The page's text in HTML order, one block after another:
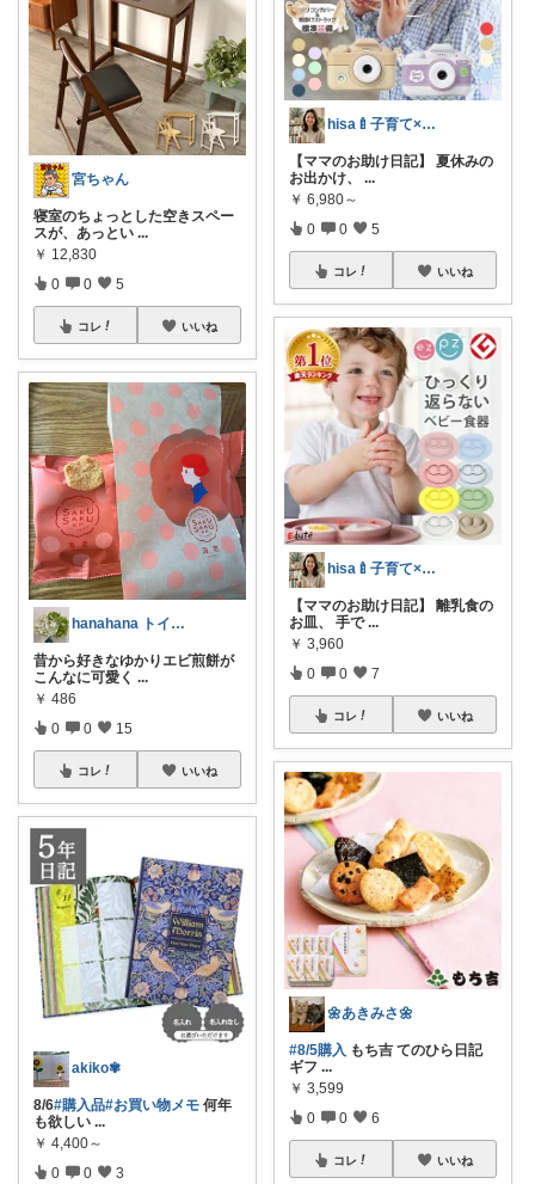
宮ちゃん
寝室のちょっとした空きスペー
スが、あっとい ...
￥ 12,830
0 0 5
コレ いいね
hanahana トイストーリー5観たい
昔から好きなゆかりエビ煎餅が
こんなに可愛く ...
￥ 486
0 0 15
コレ いいね
akiko✾
8/6#購入品#お買い物メモ 何年
も欲しい ...
￥ 4,400～
0 0 3
hisa🍼子育て×大人可愛いお気に入り
【ママのお助け日記】 夏休みの
お出かけ、 ...
￥ 6,980～
0 0 5
コレ いいね
hisa🍼子育て×大人可愛いお気に入り
【ママのお助け日記】 離乳食の
お皿、 手で ...
￥ 3,960
0 0 7
コレ いいね
🌼あきみさ🌼
#8/5購入 もち吉 てのひら日記
ギフ ...
￥ 3,599
0 0 6
コレ いいね